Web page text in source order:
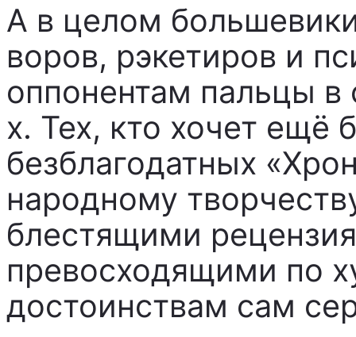
А в целом
воров, рэкетиров и
оппонентам пальцы в
х. Тех, кто хочет ещё
безблагодатных
народному
блестящими
превосходящими по
достоинствам сам